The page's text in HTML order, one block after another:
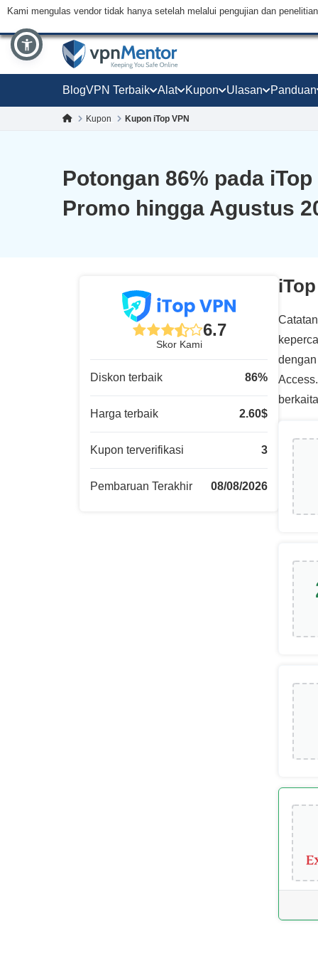
Kami mengulas vendor tidak hanya setelah melalui pengujian dan
BlogVPN Terbaik Alat Kupon Ulasan Panduan
Kupon Kupon iTop VPN
Potongan 86% pada
Promo hingga Agustus
6.7
Skor Kami
Diskon terbaik 86%
Harga terbaik 2.60$
Kupon terverifikasi 3
Pembaruan Terakhir 08/08/2026